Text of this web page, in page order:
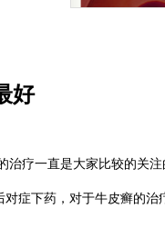
好
治疗一直是大家比较的关
症下药，对于牛皮癣的治